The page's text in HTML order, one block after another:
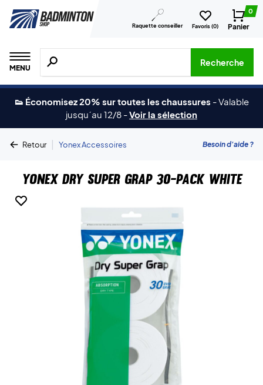
Raquette conseiller Favoris (0)
0
Panier
MENU
Recherche de produits, de marques, etc.
Recherche
👟 Économisez 20% sur toutes les chaussures -Valable
jusqu´au 12/8 -Voir la sélection
Retour | Yonex Accessoires Besoin d'aide ?
Yonex Dry Super Grap 30-Pack White